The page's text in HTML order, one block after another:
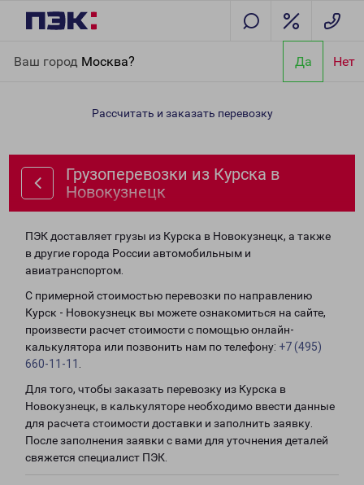
Ваш город Москва? Да Нет
Новокузнецк
Рассчитать и заказать перевозку
Грузоперевозки из Курска в
Новокузнецк
ПЭК доставляет грузы из Курска в Новокузнецк, а также
в другие города России автомобильным и
авиатранспортом.
С примерной стоимостью перевозки по направлению
Курск - Новокузнецк вы можете ознакомиться на сайте,
произвести расчет стоимости с помощью онлайн-
калькулятора или позвонить нам по телефону: +7 (495)
660-11-11
Для того, чтобы заказать перевозку из Курска в
Новокузнецк, в калькуляторе необходимо ввести данные
для расчета стоимости доставки и заполнить заявку.
После заполнения заявки с вами для уточнения деталей
свяжется специалист ПЭК.